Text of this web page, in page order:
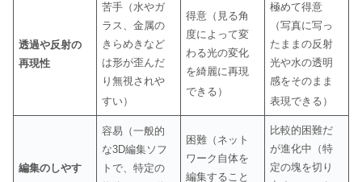
透過や反射の
再現性
苦手（水やガ
ラス、金属の
きらめきなど
は形が歪んだ
り無視されや
すい）
得意（見る角
度によって変
わる光の変化
を綺麗に再現
できる）
極めて得意
（写真に写っ
たままの反射
光や水の透明
感をそのまま
表現できる）
編集のしやす
容易（一般的
な3D編集ソフ
トで、特定の
困難（ネット
ワーク自体を
編集すること
比較的困難だ
が進化中（特
定の塊を切り